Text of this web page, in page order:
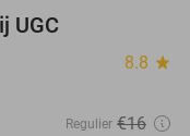
UGC
8.8 star
Regulier €16